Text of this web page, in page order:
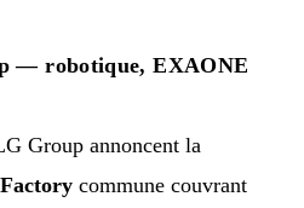
— robotique, EXAONE
Group annoncent la
commune couvrant